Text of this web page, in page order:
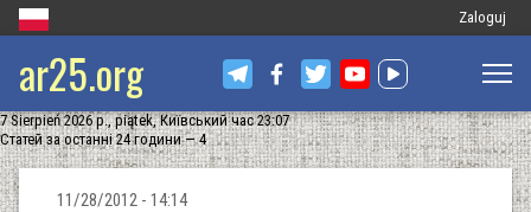
Меню
запису
Zaloguj
ar25.org
7 Sierpień 2026 р., piątek, Київський час 23:07
Статей за останні 24 години — 4
11/28/2012 - 14:14